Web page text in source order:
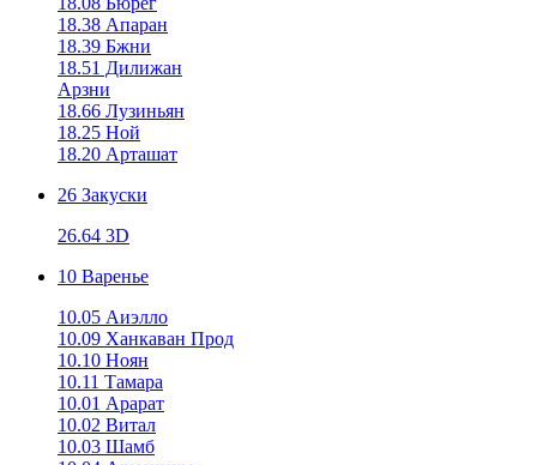
18.38 Апаран
18.39 Бжни
18.51 Дилижан
Арзни
18.66 Лузиньян
18.25 Ной
18.20 Арташат
26 Закуски
26.64 3D
10 Варенье
10.05 Аиэлло
10.09 Ханкаван Прод
10.10 Ноян
10.11 Тамара
10.01 Арарат
10.02 Витал
10.03 Шамб